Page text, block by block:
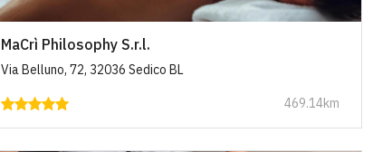
MaCrì Philosophy S.r.l.
Via Belluno, 72, 32036 Sedico BL
469.14km